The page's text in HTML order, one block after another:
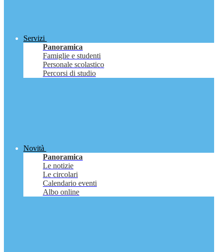
Servizi
Panoramica
Famiglie e studenti
Personale scolastico
Percorsi di studio
Novità
Panoramica
Le notizie
Le circolari
Calendario eventi
Albo online